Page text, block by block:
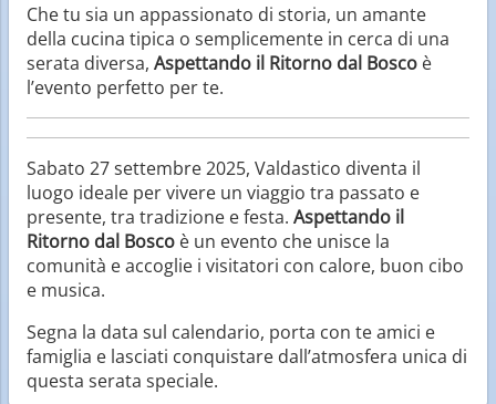
Che tu sia un appassionato di storia, un amante
della cucina tipica o semplicemente in cerca di una
serata diversa, Aspettando il Ritorno dal Bosco è
l’evento perfetto per te.
Sabato 27 settembre 2025, Valdastico diventa il
luogo ideale per vivere un viaggio tra passato e
presente, tra tradizione e festa. Aspettando il
Ritorno dal Bosco è un evento che unisce la
comunità e accoglie i visitatori con calore, buon cibo
e musica.
Segna la data sul calendario, porta con te amici e
famiglia e lasciati conquistare dall’atmosfera unica di
questa serata speciale.